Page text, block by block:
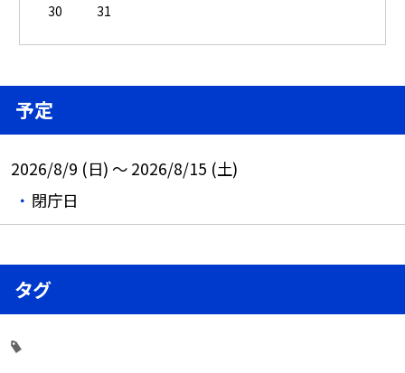
30
31
予定
2026/8/9 (日) ～ 2026/8/15 (土)
閉庁日
タグ